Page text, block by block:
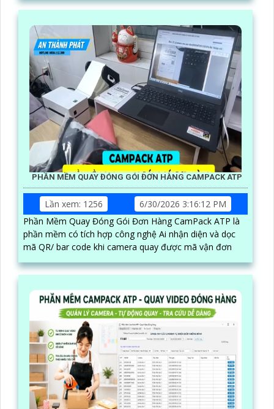
PHẦN MỀM QUAY ĐÓNG GÓI ĐƠN HÀNG CAMPACK ATP
Lần xem: 1256
6/30/2026 3:16:12 PM
Phần Mềm Quay Đóng Gói Đơn Hàng CamPack ATP là
phần mềm có tích hợp công nghệ Ai nhận diện và dọc
mã QR/ bar code khi camera quay được mã vận đơn